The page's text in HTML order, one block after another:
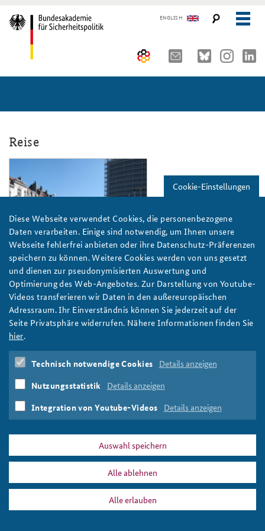
ENGLISH
Auftrag und Organisation
Historischer Ort
Kompetenzzentrum Strategische Vorausschau
Team
Sicherheitspolitische Nachwuchsarbeit
Beirat
Praktika an der BAKS
Anfahrt
Freundeskreis
10 Jahre AKJS
Seminare und Tagungen
Führungskräfteseminar für Sicherheitspolitik
Kernseminar für Sicherheitspolitik
Methodenseminar Strategische Vorausschau
Fachseminar Digitalisierung und Sicherheitspolitik
Fachseminar Desinformation und Sicherheitspolitik
Deutsches Forum Sicherheitspolitik
Arbeitskreis "Junge Sicherheitspolitiker"
Das Sicherheitspolitische Gespräch an der BAKS
Studierendenkonferenz Sicherheitspolitik gestalten
Publikationen und Presse
#angeBAKSt: Aktuelle Kommentare zur Sicherheitspolitik
Arbeitspapiere Sicherheitspolitik
Pressespiegel und Gastbeiträge von BAKS-Angehörigen
Ansprechpartner für Presse- und andere Medienanfragen
Newsletter-Archiv
STUDIENPLATTFORM
Reise
ks17_bruessel_slider.png
Foto: Thomas Quine/flickr/CC BY 2.0
Rückblick - Kernseminar in Brüssel: auf
Tuchfühlung mit EU und NATO
Der diesjährige Schwerpunkt "Afrika" des Seminars spiegelte sich
auch in der Reise nach Brüssel, wo das Seminar mit EU- und
NATO-Vertretern diskutierte. Foto: Thomas Quine/flickr/CC BY
2.0
weiter
Seminare,Kernseminar, Afrika,EU,NATO,Reise
DATENSCHUTZ IMPRESSUM
Cookie-Einstellungen
Diese Webseite verwendet Cookies, die personenbezogene
Daten verarbeiten. Einige sind notwendig, um Ihnen unsere
Webseite fehlerfrei anbieten oder ihre Datenschutz-Präferenzen
speichern zu können. Weitere Cookies werden von uns gesetzt
und dienen zur pseudonymisierten Auswertung und
Optimierung des Web-Angebotes. Zur Darstellung von Youtube-
Videos transferieren wir Daten in den außereuropäischen
Adressraum. Ihr Einverständnis können Sie jederzeit auf der
Seite Privatsphäre widerrufen. Nähere Informationen finden Sie
hier.
Technisch notwendige Cookies Details anzeigen
Nutzungsstatistik Details anzeigen
Integration von Youtube-Videos Details anzeigen
Auswahl speichern
Alle ablehnen
Alle erlauben